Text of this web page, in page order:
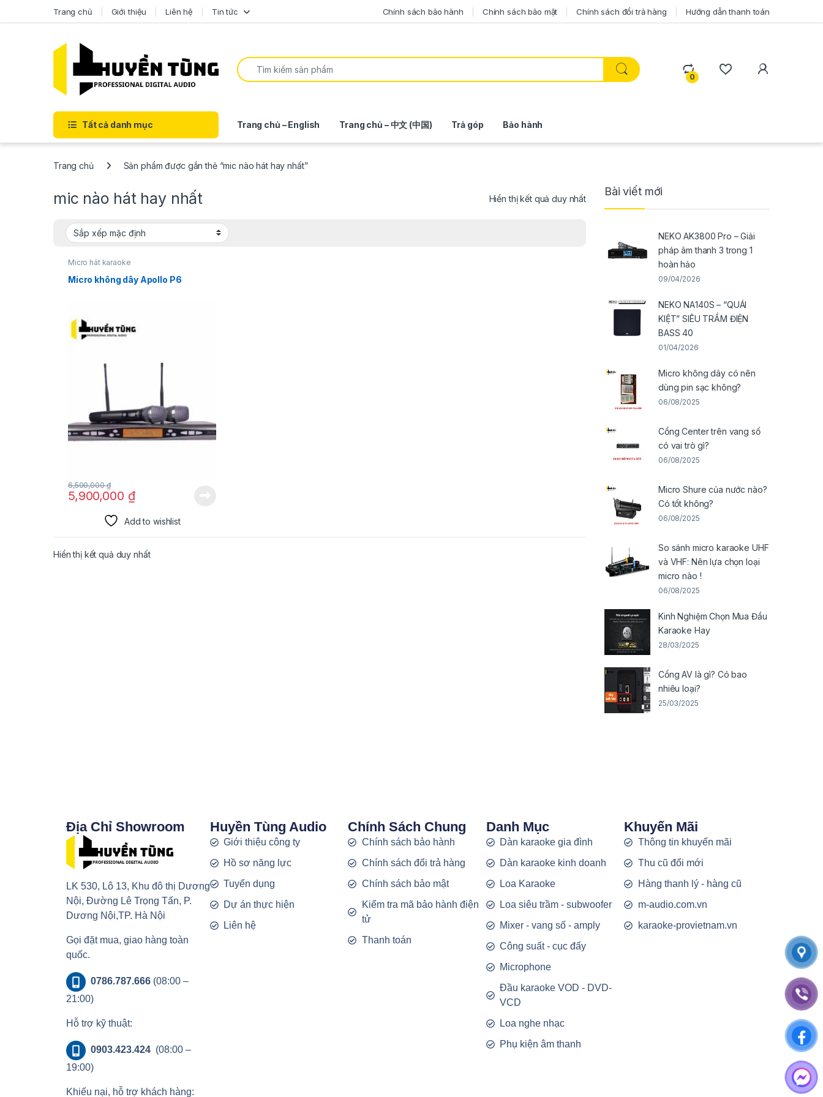
Trang chủ Giới thiệu Liên hệ Tin tức Chính sách bảo hành Chính sách bảo mật Chính sách đổi trả hàng Hướng dẫn thanh toán
0
Tất cả danh mục Trang chủ – English Trang chủ – 中文 (中国) Trả góp Bảo hành
Trang chủ Sản phẩm được gắn thẻ “mic nào hát hay nhất”
mic nào hát hay nhất Hiển thị kết quả duy nhất
Micro hát karaoke
Micro không dây Apollo P6
5,900,000 ₫
6,500,000₫
Add to wishlist
Hiển thị kết quả duy nhất
Bài viết mới
NEKO AK3800 Pro – Giải
pháp âm thanh 3 trong 1
hoàn hảo
09/04/2026
NEKO NA140S – “QUÁI
KIỆT” SIÊU TRẦM ĐIỆN
BASS 40
01/04/2026
Micro không dây có nên
dùng pin sạc không?
06/08/2025
Cổng Center trên vang số
có vai trò gì?
06/08/2025
Micro Shure của nước nào?
Có tốt không?
06/08/2025
So sánh micro karaoke UHF
và VHF: Nên lựa chọn loại
micro nào !
06/08/2025
Kinh Nghiệm Chọn Mua Đầu
Karaoke Hay
28/03/2025
Cổng AV là gì? Có bao
nhiêu loại?
25/03/2025
Địa Chỉ Showroom
LK 530, Lô 13, Khu đô thị Dương
Nội, Đường Lê Trọng Tấn, P.
Dương Nội,TP. Hà Nội
Gọi đặt mua, giao hàng toàn
quốc.
0786.787.666(08:00 –
21:00)
Hỗ trợ kỹ thuật:
0903.423.424 (08:00 –
19:00)
Khiếu nại, hỗ trợ khách hàng:
Huyền Tùng Audio
Giới thiệu công ty
Hồ sơ năng lực
Tuyển dụng
Dự án thực hiện
Liên hệ
Chính Sách Chung
Chính sách bảo hành
Chính sách đổi trả hàng
Chính sách bảo mật
Kiểm tra mã bảo hành điện
tử
Thanh toán
Danh Mục
Dàn karaoke gia đình
Dàn karaoke kinh doanh
Loa Karaoke
Loa siêu trầm - subwoofer
Mixer - vang số - amply
Công suất - cục đẩy
Microphone
Đầu karaoke VOD - DVD-
VCD
Loa nghe nhạc
Phụ kiện âm thanh
Khuyến Mãi
Thông tin khuyến mãi
Thu cũ đổi mới
Hàng thanh lý - hàng cũ
m-audio.com.vn
karaoke-provietnam.vn